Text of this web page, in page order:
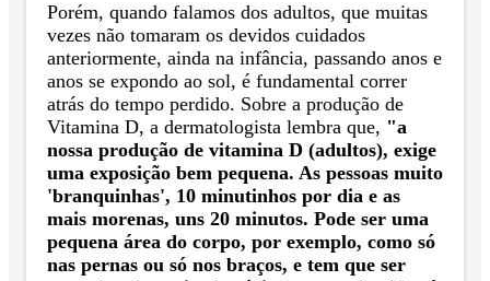
Porém, quando falamos dos adultos, que muitas
vezes não tomaram os devidos cuidados
anteriormente, ainda na infância, passando anos e
anos se expondo ao sol, é fundamental correr
atrás do tempo perdido. Sobre a produção de
Vitamina D, a dermatologista lembra que, "a
nossa produção de vitamina D (adultos), exige
uma exposição bem pequena. As pessoas muito
'branquinhas', 10 minutinhos por dia e as
mais morenas, uns 20 minutos. Pode ser uma
pequena área do corpo, por exemplo, como só
nas pernas ou só nos braços, e tem que ser